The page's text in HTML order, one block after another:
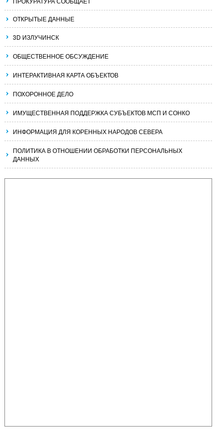
ОТКРЫТЫЕ ДАННЫЕ
3D ИЗЛУЧИНСК
ОБЩЕСТВЕННОЕ ОБСУЖДЕНИЕ
ИНТЕРАКТИВНАЯ КАРТА ОБЪЕКТОВ
ПОХОРОННОЕ ДЕЛО
ИМУЩЕСТВЕННАЯ ПОДДЕРЖКА СУБЪЕКТОВ МСП И СОНКО
ИНФОРМАЦИЯ ДЛЯ КОРЕННЫХ НАРОДОВ СЕВЕРА
ПОЛИТИКА В ОТНОШЕНИИ ОБРАБОТКИ ПЕРСОНАЛЬНЫХ
ДАННЫХ